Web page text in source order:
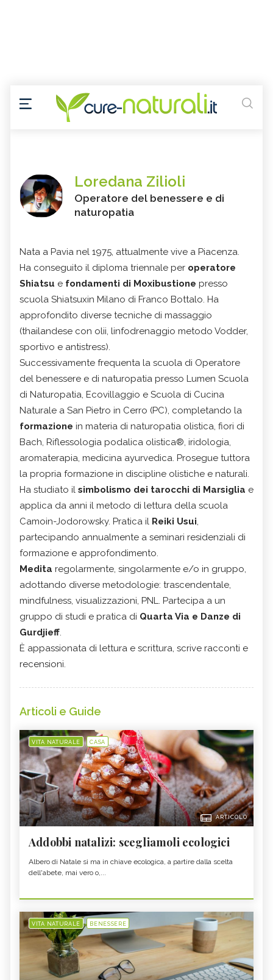
Loredana Zilioli
Operatore del benessere e di
naturopatia
Nata a Pavia nel 1975, attualmente vive a Piacenza.
Ha conseguito il diploma triennale per operatore
Shiatsu e fondamenti di Moxibustione presso
scuola Shiatsuxin Milano di Franco Bottalo. Ha
approfondito diverse tecniche di massaggio
(thailandese con olii, linfodrenaggio metodo Vodder,
sportivo e antistress).
Successivamente frequenta la scuola di Operatore
del benessere e di naturopatia presso Lumen Scuola
di Naturopatia, Ecovillaggio e Scuola di Cucina
Naturale a San Pietro in Cerro (PC), completando la
formazione in materia di naturopatia olistica, fiori di
Bach, Riflessologia podalica olistica®, iridologia,
aromaterapia, medicina ayurvedica. Prosegue tuttora
la propria formazione in discipline olistiche e naturali.
Ha studiato il simbolismo dei tarocchi di Marsiglia e
applica da anni il metodo di lettura della scuola
Camoin-Jodorowsky. Pratica il Reiki Usui,
partecipando annualmente a seminari residenziali di
formazione e approfondimento.
Medita regolarmente, singolarmente e/o in gruppo,
adottando diverse metodologie: trascendentale,
mindfulness, visualizzazioni, PNL. Partecipa a un
gruppo di studi e pratica di Quarta Via e Danze di
Gurdjieff.
È appassionata di lettura e scrittura, scrive racconti e
recensioni.
Articoli e Guide
VITA NATURALE CASA
ARTICOLO
Addobbi natalizi: scegliamoli ecologici
Albero di Natale sì ma in chiave ecologica, a partire dalla scelta
dell'abete, mai vero o,...
VITA NATURALE BENESSERE